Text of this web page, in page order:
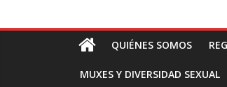
QUIÉNES SOMOS
MUXES Y DIVERSIDAD SEXUAL